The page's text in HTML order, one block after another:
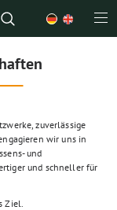
zuverlässige
wir uns in
und
und schneller für
Ziel.